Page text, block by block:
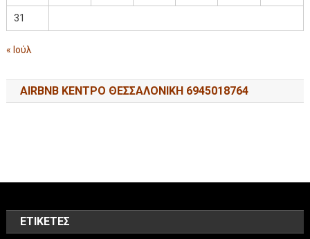
31
« Ιούλ
AIRBNB ΚΕΝΤΡΟ ΘΕΣΣΑΛΟΝΙΚΗ 6945018764
ΕΤΙΚΈΤΕΣ